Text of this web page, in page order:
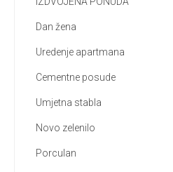
Dan žena
Uredenje apartmana
Cementne posude
Umjetna stabla
Novo zelenilo
Porculan